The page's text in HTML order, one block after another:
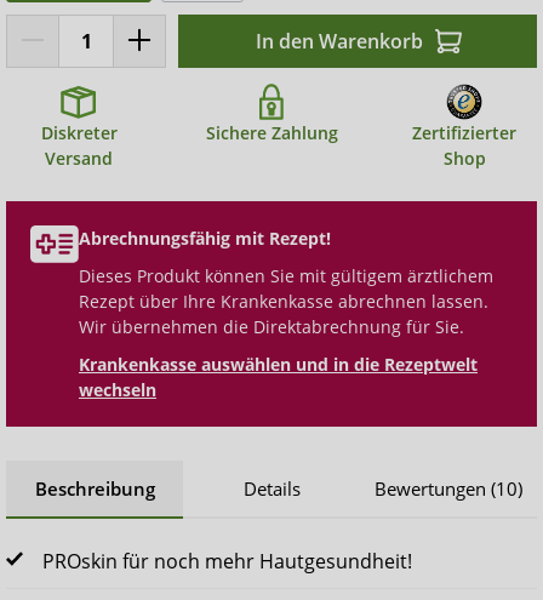
In den Warenkorb
Diskreter
Versand
Sichere Zahlung
Zertifizierter
Shop
Abrechnungsfähig mit Rezept!
Dieses Produkt können Sie mit gültigem ärztlichem
Rezept über Ihre Krankenkasse abrechnen lassen.
Wir übernehmen die Direktabrechnung für Sie.
Krankenkasse auswählen und in die Rezeptwelt
wechseln
Beschreibung Details Bewertungen (10)
PROskin für noch mehr Hautgesundheit!